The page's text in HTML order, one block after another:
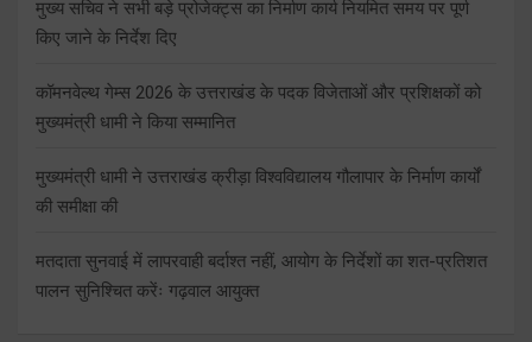
मुख्य सचिव ने सभी बड़े प्रोजेक्ट्स का निर्माण कार्य नियमित समय पर पूर्ण
किए जाने के निर्देश दिए
कॉमनवेल्थ गेम्स 2026 के उत्तराखंड के पदक विजेताओं और प्रशिक्षकों को
मुख्यमंत्री धामी ने किया सम्मानित
मुख्यमंत्री धामी ने उत्तराखंड क्रीड़ा विश्वविद्यालय गौलापार के निर्माण कार्यों
की समीक्षा की
मतदाता सुनवाई में लापरवाही बर्दाश्त नहीं, आयोग के निर्देशों का शत-प्रतिशत
पालन सुनिश्चित करेंः गढ़वाल आयुक्त